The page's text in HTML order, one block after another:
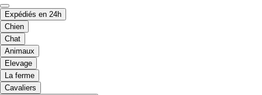
Expédiés en 24h
Chien
Chat
Animaux
Elevage
La ferme
Cavaliers